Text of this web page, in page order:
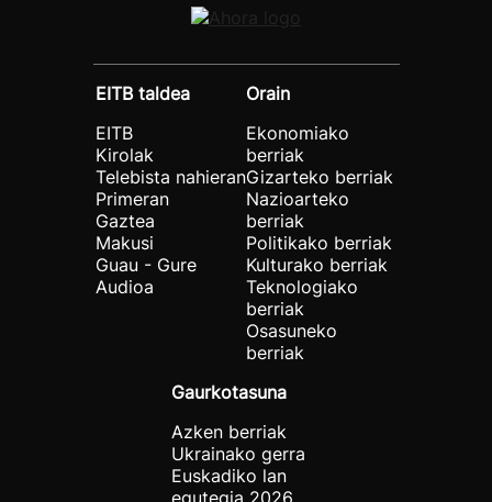
EITB taldea
EITB
Kirolak
Telebista nahieran
Primeran
Gaztea
Makusi
Guau - Gure
Audioa
Orain
Ekonomiako
berriak
Gizarteko berriak
Nazioarteko
berriak
Politikako berriak
Kulturako berriak
Teknologiako
berriak
Osasuneko
berriak
Gaurkotasuna
Azken berriak
Ukrainako gerra
Euskadiko lan
egutegia 2026